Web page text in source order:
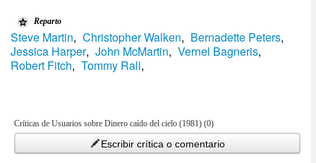
Reparto
Steve Martin, Christopher Walken, Bernadette Peters,
Jessica Harper, John McMartin, Vernel Bagneris,
Robert Fitch, Tommy Rall,
Críticas de Usuarios sobre Dinero caí­do del cielo (1981) (0)
Escribir crítica o comentario